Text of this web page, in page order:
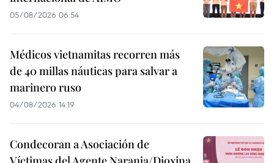
05/08/2026 06:54
Médicos vietnamitas recorren más
de 40 millas náuticas para salvar a
marinero ruso
04/08/2026 14:19
Condecoran a Asociación de